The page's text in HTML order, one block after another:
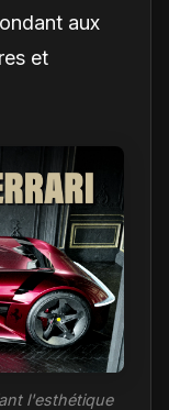
aux
et
l'esthétique